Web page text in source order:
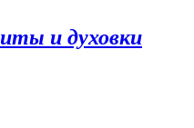
и духовки